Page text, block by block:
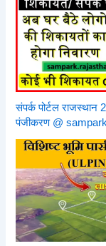
संपर्क पोर्टल
पंजीकरण @